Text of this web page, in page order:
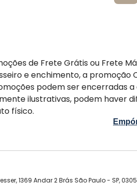
de Frete Grátis ou Frete
e enchimento, a promoção
podem ser encerradas
ilustrativas, podem haver
físico.
1369 Andar 2 Brás São Paulo - SP,